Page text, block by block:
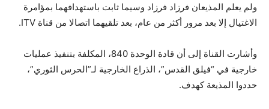
ولم يعلم المذيعان فرزاد فرزاد وسيما ثابت باستهدافهما بمؤامرة
الاغتيال إلا بعد مرور أكثر من عام، بعد تلقيهما اتصالا من قناة ITV.
وأشارت القناة إلى أن قادة الوحدة 840، المكلفة بتنفيذ عمليات
خارجية في “فيلق القدس”، الذراع الخارجية لـ”الحرس الثوري”،
حددوا المذيعة كهدف.